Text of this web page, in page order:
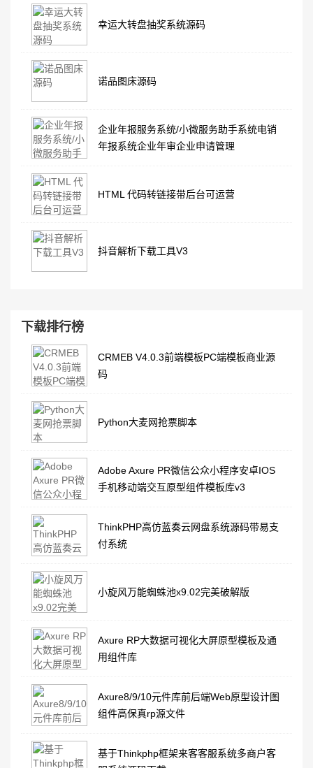
幸运大转盘抽奖系统源码
诺品图床源码
企业年报服务系统/小微服务助手系统电销
年报系统企业年审企业申请管理
HTML 代码转链接带后台可运营
抖音解析下载工具V3
下载排行榜
CRMEB V4.0.3前端模板PC端模板商业源
码
Python大麦网抢票脚本
Adobe Axure PR微信公众小程序安卓IOS
手机移动端交互原型组件模板库v3
ThinkPHP高仿蓝奏云网盘系统源码带易支
付系统
小旋风万能蜘蛛池x9.02完美破解版
Axure RP大数据可视化大屏原型模板及通
用组件库
Axure8/9/10元件库前后端Web原型设计图
组件高保真rp源文件
基于Thinkphp框架来客客服系统多商户客